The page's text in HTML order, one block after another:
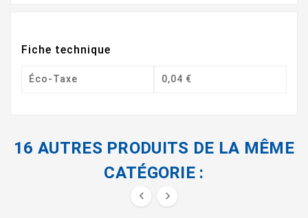
Fiche technique
Éco-Taxe 0,04 €
16 AUTRES PRODUITS DE LA MÊME
CATÉGORIE :
 